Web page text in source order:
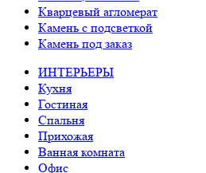
Кварцевый агломерат
Камень с подсветкой
Камень под заказ
ИНТЕРЬЕРЫ
Кухня
Гостиная
Спальня
Прихожая
Ванная комната
Офис